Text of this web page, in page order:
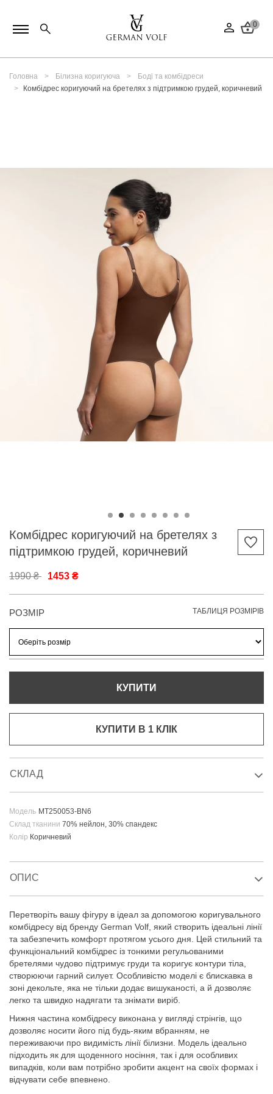
0
Головна Білизна коригуюча
Боді та комбідреси
Комбідрес коригуючий на бретелях з підтримкою грудей, коричневий
Комбідрес коригуючий на бретелях з
підтримкою грудей, коричневий
1990 ₴ 1453 ₴
РОЗМІР ТАБЛИЦЯ РОЗМІРІВ
КУПИТИ
КУПИТИ В 1 КЛIК
СКЛАД
Модель MT250053-BN6
Склад тканини 70% нейлон, 30% спандекс
Колір Коричневий
ОПИС
Перетворіть вашу фігуру в ідеал за допомогою коригувального
комбідресу від бренду German Volf, який створить ідеальні лінії
та забезпечить комфорт протягом усього дня. Цей стильний та
функціональний комбідрес із тонкими регульованими
бретелями чудово підтримує груди та коригує контури тіла,
створюючи гарний силует. Особливістю моделі є блискавка в
зоні декольте, яка не тільки додає вишуканості, а й дозволяє
легко та швидко надягати та знімати виріб.
Нижня частина комбідресу виконана у вигляді стрінгів, що
дозволяє носити його під будь-яким вбранням, не
переживаючи про видимість лінії білизни. Модель ідеально
підходить як для щоденного носіння, так і для особливих
випадків, коли вам потрібно зробити акцент на своїх формах і
відчувати себе впевнено.